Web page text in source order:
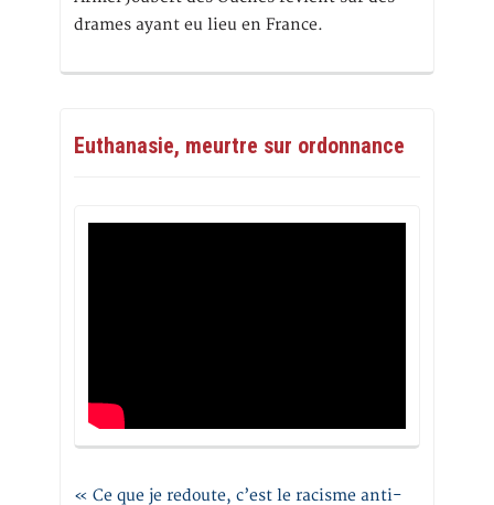
drames ayant eu lieu en France.
Euthanasie, meurtre sur ordonnance
« Ce que je redoute, c’est le racisme anti-